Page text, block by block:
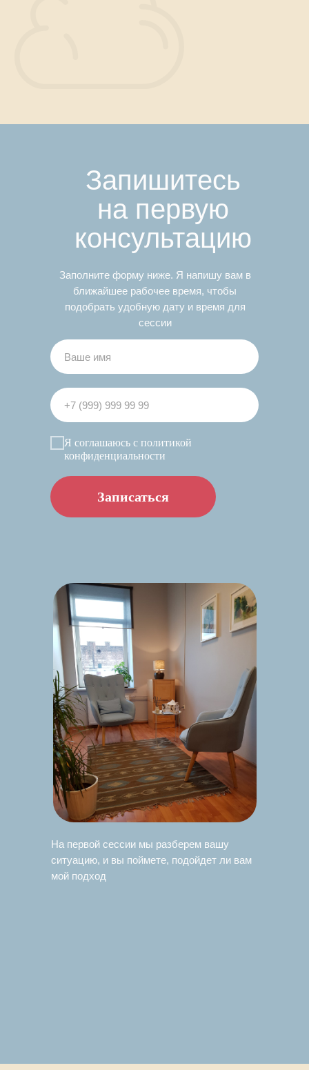
Запишитесь
на первую
консультацию
На первой сессии мы разберем вашу
ситуацию, и вы поймете, подойдет ли вам
мой подход
Заполните форму ниже. Я напишу вам в
ближайшее рабочее время, чтобы
подобрать удобную дату и время для
сессии
Я соглашаюсь с политикой
конфиденциальности
Записаться